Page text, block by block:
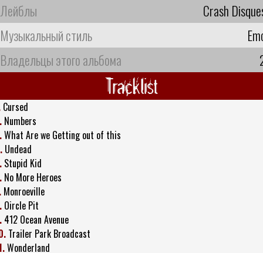
Лейблы
Crash
Музыкальный стиль
Владельцы этого альбома
Tracklist
Cursed
Numbers
What Are we Getting out of this
Undead
Stupid Kid
No More Heroes
Monroeville
Oircle Pit
412 Ocean Avenue
Trailer Park Broadcast
Wonderland